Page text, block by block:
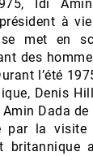
Idi Amin
à
met en
des
l’été
Denis
Dada
par la visite
britannique